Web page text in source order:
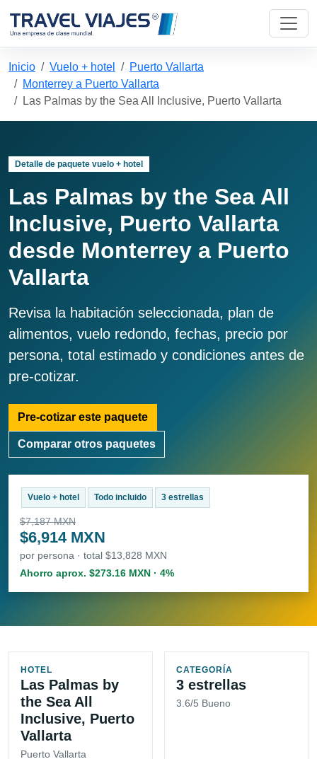
Inicio Vuelo + hotel
Puerto Vallarta
Monterrey a Puerto Vallarta
Las Palmas by the Sea All Inclusive, Puerto Vallarta
Detalle de paquete vuelo + hotel
Las Palmas by the Sea All
Inclusive, Puerto Vallarta
desde Monterrey a Puerto
Vallarta
Revisa la habitación seleccionada, plan de
alimentos, vuelo redondo, fechas, precio por
persona, total estimado y condiciones antes de
pre-cotizar.
Pre-cotizar este paquete
Comparar otros paquetes
Vuelo + hotel Todo incluido 3 estrellas
$7,187 MXN
$6,914 MXN
por persona · total $13,828 MXN
Ahorro aprox. $273.16 MXN · 4%
HOTEL
Las Palmas by
the Sea All
Inclusive, Puerto
Vallarta
Puerto Vallarta
CATEGORÍA
3 estrellas
3.6/5 Bueno